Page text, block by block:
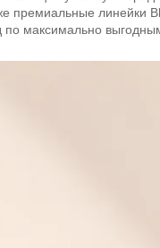
премиальные линейки
по максимально